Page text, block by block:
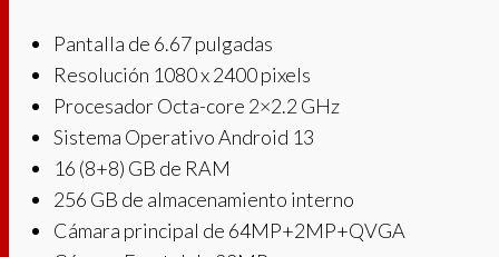
Pantalla de 6.67 pulgadas
Resolución 1080 x 2400 pixels
Procesador Octa-core 2×2.2 GHz
Sistema Operativo Android 13
16 (8+8) GB de RAM
256 GB de almacenamiento interno
Cámara principal de 64MP+2MP+QVGA